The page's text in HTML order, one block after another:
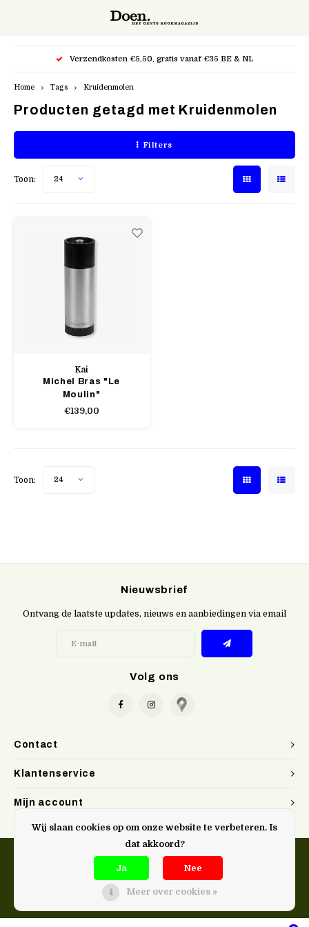
Hoofdmenu / potten & pannen
Bakpannen
Kookpotten
Hoofdmenu / snijgereedschap
Keukenmessen
Accessoires
Hoofdmenu / kappersscharen
Kasho XP
Kasho Design Master
Verzendkosten €5,50, gratis vanaf €35 BE & NL
Home Tags Kruidenmolen
Producten getagd met Kruidenmolen
Filters
Toon: 24
Kai
Michel Bras "Le
Moulin"
€139,00
Toon: 24
Contact
Nieuwsbrief
Ontvang de laatste updates, nieuws en aanbiedingen via email
Volg ons
Klantenservice
Mijn account
Wij slaan cookies op om onze website te verbeteren. Is
dat akkoord?
Ja Nee
Meer over cookies »